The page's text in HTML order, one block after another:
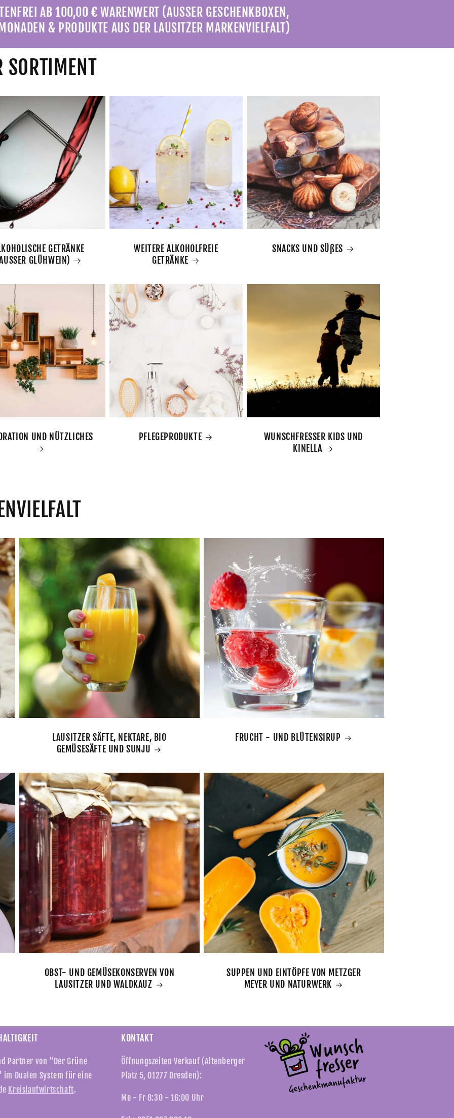
AB 100,00 € WARENWERT (AUSSER GESCHENKBOXEN,
& PRODUKTE AUS DER LAUSITZER MARKENVIELFALT)
SORTIMENT
GETRÄNKE
GLÜHWEIN)
WEITERE ALKOHOLFREIE
GETRÄNKE
SNACKS UND SÜßES
UND NÜTZLICHES PFLEGEPRODUKTE
WUNSCHFRESSER KIDS UND
KINELLA
LAUSITZER SÄFTE, NEKTARE, BIO
GEMÜSESÄFTE UND SUNJU
FRUCHT - UND BLÜTENSIRUP
OBST- UND GEMÜSEKONSERVEN VON
LAUSITZER UND WALDKAUZ
SUPPEN UND EINTÖPFE VON METZGER
MEYER UND NATURWERK
Partner von "Der Grüne
im Dualen System für eine
Kreislaufwirtschaft.
KONTAKT
Öffnungszeiten Verkauf (Altenberger
Platz 5, 01277 Dresden):
Mo - Fr 8:30 - 16:00 Uhr